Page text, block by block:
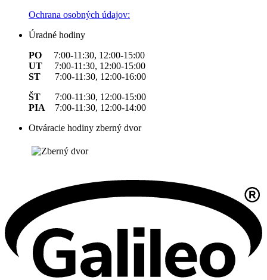
Ochrana osobných údajov:
Úradné hodiny
PO 7:00-11:30, 12:00-15:00
UT 7:00-11:30, 12:00-15:00
ST 7:00-11:30, 12:00-16:00
ŠT 7:00-11:30, 12:00-15:00
PIA 7:00-11:30, 12:00-14:00
Otváracie hodiny zberný dvor